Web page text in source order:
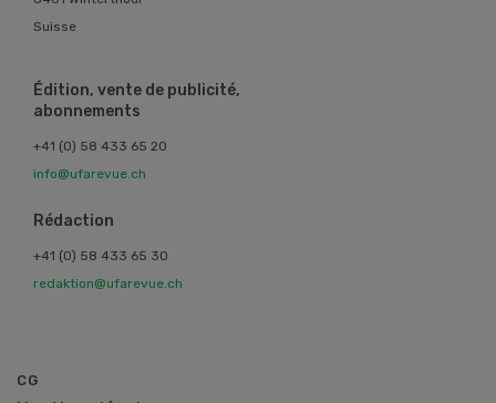
Suisse
Édition, vente de publicité,
abonnements
+41 (0) 58 433 65 20
info@ufarevue.ch
Rédaction
+41 (0) 58 433 65 30
redaktion@ufarevue.ch
CG